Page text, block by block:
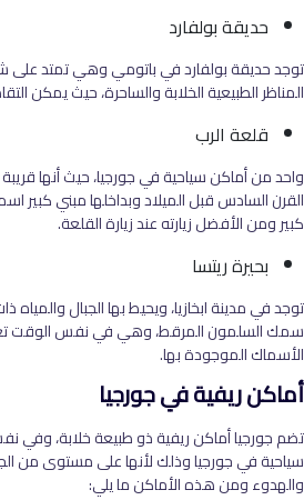
حديقة بولفارد
توجد حديقة بولفارد في باتومي وهي تمتد على
المناظر الطبيعية الخلابة والساحرة، حيث يمكن
قلعة الرب
واحد من أماكن سياحية في جورجيا، حيث أنها
القرن السادس قبل الميلاد وبداخلها مبني كبير
كبير ومن الأفضل زيارته عند زيارة القلعة.
بحيرة ريتسا
توجد في مدينة ابخازيا، ويحيط بها الجبال والمياه
سمك السلمون المرقط، وهي في نفس الوقت
الأسماك الموجودة بها.
أماكن ريفية في جورجيا
تضم جورجيا أماكن ريفية ذو طبيعة خلابة، وفي
سياحية في جورجيا وذلك لأنها على مستوى من
والهدوء ومن هذه الأماكن ما يلي: